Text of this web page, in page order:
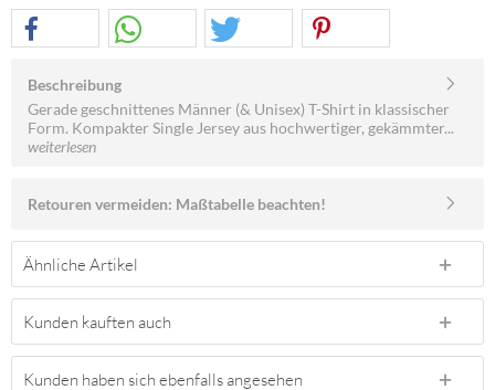
Beschreibung
Gerade geschnittenes Männer (& Unisex) T-Shirt in klassischer
Form. Kompakter Single Jersey aus hochwertiger, gekämmter...
weiterlesen
Retouren vermeiden: Maßtabelle beachten!
Ähnliche Artikel
Kunden kauften auch
Kunden haben sich ebenfalls angesehen